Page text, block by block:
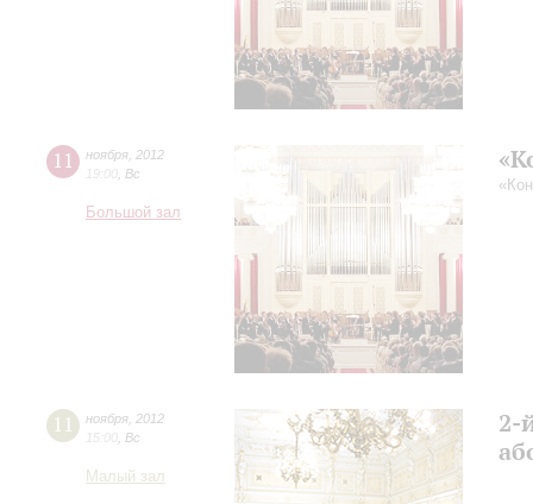
11 ноября 2012
19:00 Вс
Большой зал
11 ноября 2012
15:00 Вс
Малый зал
2-